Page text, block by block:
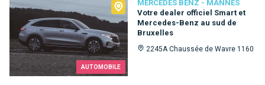
AUTOMOBILE
MERCEDES BENZ - MANNÈS
Votre dealer officiel Smart et
Mercedes-Benz au sud de
Bruxelles
2245A Chaussée de Wavre 1160
Mercedes Benz - Mannès